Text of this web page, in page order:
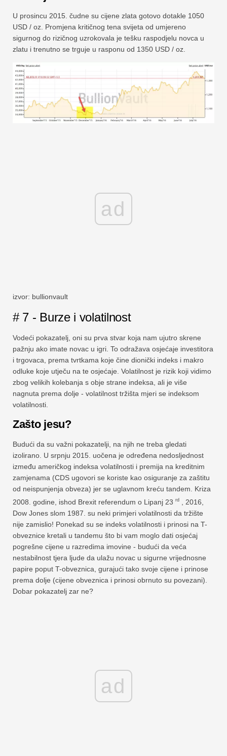
U prosincu 2015. čudne su cijene zlata gotovo dotakle 1050
USD / oz. Promjena kritičnog tena svijeta od umjereno
sigurnog do rizičnog uzrokovala je tešku raspodjelu novca u
zlatu i trenutno se trguje u rasponu od 1350 USD / oz.
ad
izvor: bullionvault
# 7 - Burze i volatilnost
Vodeći pokazatelj, oni su prva stvar koja nam ujutro skrene
pažnju ako imate novac u igri. To odražava osjećaje investitora
i trgovaca, prema tvrtkama koje čine dionički indeks i makro
odluke koje utječu na te osjećaje. Volatilnost je rizik koji vidimo
zbog velikih kolebanja s obje strane indeksa, ali je više
nagnuta prema dolje - volatilnost tržišta mjeri se indeksom
volatilnosti.
Zašto jesu?
Budući da su važni pokazatelji, na njih ne treba gledati
izolirano. U srpnju 2015. uočena je određena nedosljednost
između američkog indeksa volatilnosti i premija na kreditnim
zamjenama (CDS ugovori se koriste kao osiguranje za zaštitu
od neispunjenja obveza) jer se uglavnom kreću tandem. Kriza
2008. godine, ishod Brexit referendum o Lipanj 23 rd
, 2016,
Dow Jones slom 1987. su neki primjeri volatilnosti da tržište
nije zamislio! Ponekad su se indeks volatilnosti i prinosi na T-
obveznice kretali u tandemu što bi vam moglo dati osjećaj
pogrešne cijene u razredima imovine - budući da veća
nestabilnost tjera ljude da ulažu novac u sigurne vrijednosne
papire poput T-obveznica, gurajući tako svoje cijene i prinose
prema dolje (cijene obveznica i prinosi obrnuto su povezani).
Dobar pokazatelj zar ne?
ad